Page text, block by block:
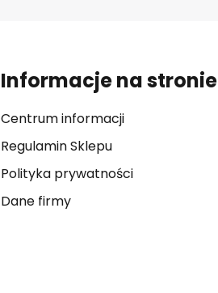
Informacje na stronie
Centrum informacji
Regulamin Sklepu
Polityka prywatności
Dane firmy